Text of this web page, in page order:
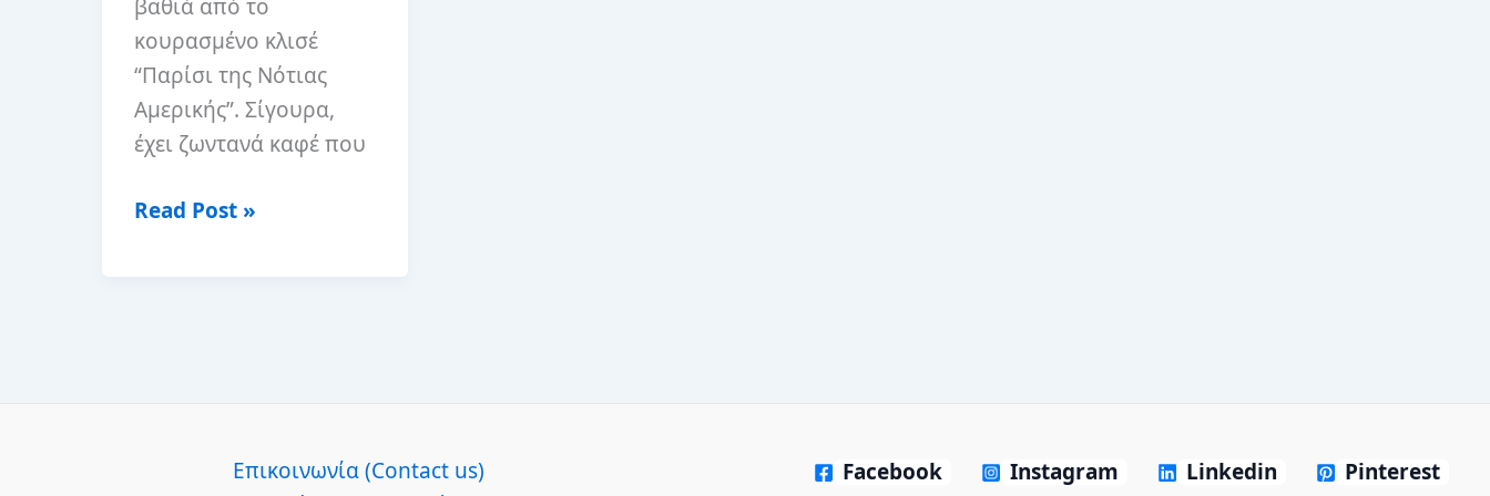
βαθιά από το
κουρασμένο κλισέ
“Παρίσι της Νότιας
Αμερικής”. Σίγουρα,
έχει ζωντανά καφέ που
Μπουένος
Read Post »
Επικοινωνία (Contact us)
Facebook Instagram Linkedin Pinterest